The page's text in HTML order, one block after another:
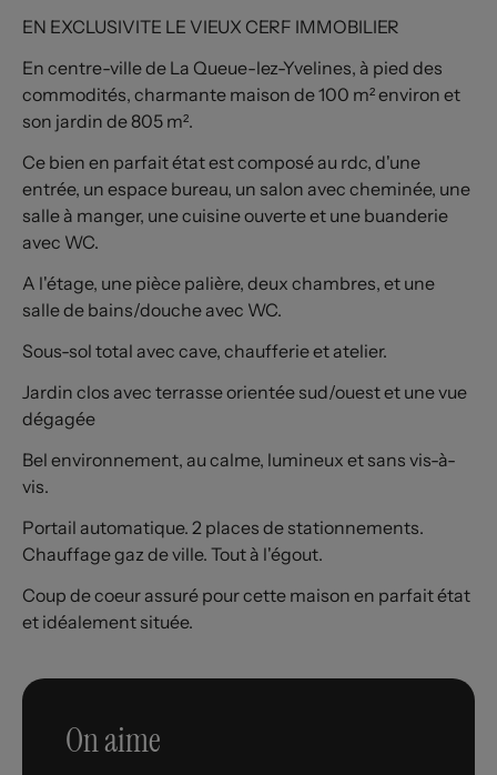
EN EXCLUSIVITE LE VIEUX CERF IMMOBILIER
En centre-ville de La Queue-lez-Yvelines, à pied des
commodités, charmante maison de 100 m² environ et
son jardin de 805 m².
Ce bien en parfait état est composé au rdc, d'une
entrée, un espace bureau, un salon avec cheminée, une
salle à manger, une cuisine ouverte et une buanderie
avec WC.
A l'étage, une pièce palière, deux chambres, et une
salle de bains/douche avec WC.
Sous-sol total avec cave, chaufferie et atelier.
Jardin clos avec terrasse orientée sud/ouest et une vue
dégagée
Bel environnement, au calme, lumineux et sans vis-à-
vis.
Portail automatique. 2 places de stationnements.
Chauffage gaz de ville. Tout à l'égout.
Coup de coeur assuré pour cette maison en parfait état
et idéalement située.
On aime